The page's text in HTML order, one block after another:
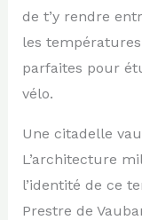
de t’y rendre
les
parfaites pour
vélo.
Une citadelle
L’architecture
l’identité de ce
Prestre de